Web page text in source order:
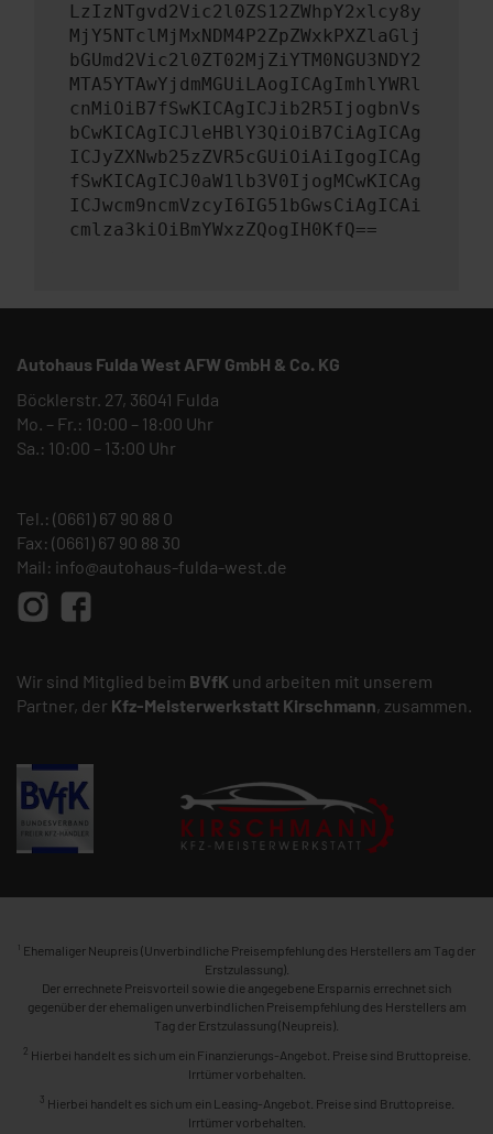
LzIzNTgvd2Vic2l0ZS12ZWhpY2xlcy8y
MjY5NTclMjMxNDM4P2ZpZWxkPXZlaGlj
bGUmd2Vic2l0ZT02MjZiYTM0NGU3NDY2
MTA5YTAwYjdmMGUiLAogICAgImhlYWRl
cnMiOiB7fSwKICAgICJib2R5IjogbnVs
bCwKICAgICJleHBlY3QiOiB7CiAgICAg
ICJyZXNwb25zZVR5cGUiOiAiIgogICAg
fSwKICAgICJ0aW1lb3V0IjogMCwKICAg
ICJwcm9ncmVzcyI6IG51bGwsCiAgICAi
cmlza3kiOiBmYWxzZQogIH0KfQ==
Autohaus Fulda West AFW GmbH & Co. KG
Böcklerstr. 27, 36041 Fulda
Mo. – Fr.: 10:00 – 18:00 Uhr
Sa.: 10:00 – 13:00 Uhr
Tel.: (0661) 67 90 88 0
Fax: (0661) 67 90 88 30
Mail: info@autohaus-fulda-west.de
Wir sind Mitglied beim BVfK und arbeiten mit unserem
Partner, der Kfz-Meisterwerkstatt Kirschmann, zusammen.
1 Ehemaliger Neupreis (Unverbindliche Preisempfehlung des Herstellers am Tag der
Erstzulassung).
Der errechnete Preisvorteil sowie die angegebene Ersparnis errechnet sich
gegenüber der ehemaligen unverbindlichen Preisempfehlung des Herstellers am
Tag der Erstzulassung (Neupreis).
2 Hierbei handelt es sich um ein Finanzierungs-Angebot. Preise sind Bruttopreise.
Irrtümer vorbehalten.
3 Hierbei handelt es sich um ein Leasing-Angebot. Preise sind Bruttopreise.
Irrtümer vorbehalten.